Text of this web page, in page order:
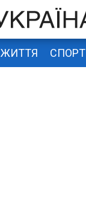
ЖИТТЯ СПОРТ